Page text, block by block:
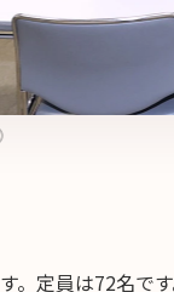
定員は72名で